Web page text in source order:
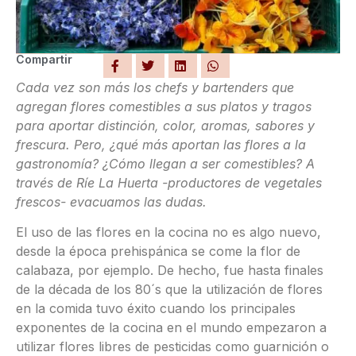
Compartir
Cada vez son más los chefs y bartenders que
agregan flores comestibles a sus platos y tragos
para aportar distinción, color, aromas, sabores y
frescura. Pero, ¿qué más aportan las flores a la
gastronomía? ¿Cómo llegan a ser comestibles? A
través de Ríe La Huerta -productores de vegetales
frescos- evacuamos las dudas.
El uso de las flores en la cocina no es algo nuevo,
desde la época prehispánica se come la flor de
calabaza, por ejemplo. De hecho, fue hasta finales
de la década de los 80´s que la utilización de flores
en la comida tuvo éxito cuando los principales
exponentes de la cocina en el mundo empezaron a
utilizar flores libres de pesticidas como guarnición o